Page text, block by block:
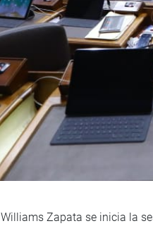
Zapata se inicia la